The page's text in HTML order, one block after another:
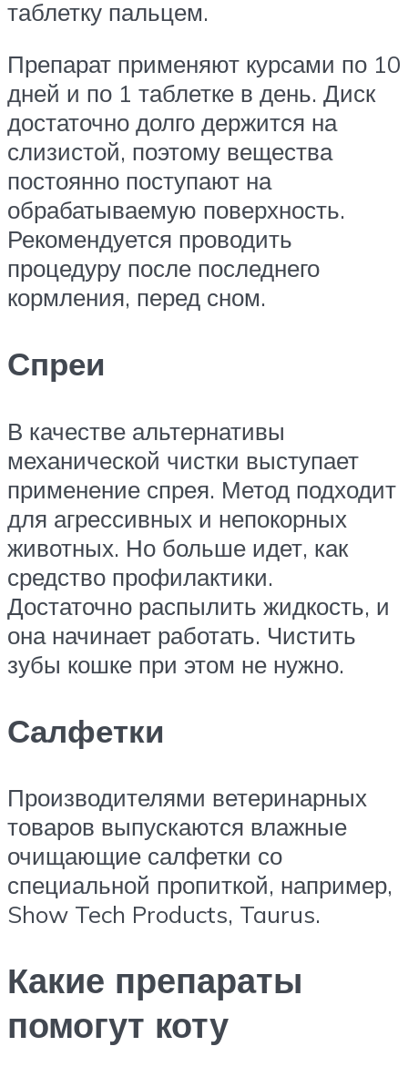
таблетку пальцем.
Препарат применяют курсами по 10
дней и по 1 таблетке в день. Диск
достаточно долго держится на
слизистой, поэтому вещества
постоянно поступают на
обрабатываемую поверхность.
Рекомендуется проводить
процедуру после последнего
кормления, перед сном.
Спреи
В качестве альтернативы
механической чистки выступает
применение спрея. Метод подходит
для агрессивных и непокорных
животных. Но больше идет, как
средство профилактики.
Достаточно распылить жидкость, и
она начинает работать. Чистить
зубы кошке при этом не нужно.
Салфетки
Производителями ветеринарных
товаров выпускаются влажные
очищающие салфетки со
специальной пропиткой, например,
Show Tech Products, Taurus.
Какие препараты
помогут коту